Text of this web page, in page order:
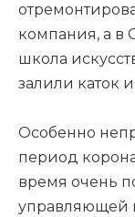
компания, а в
школа
залили каток
Особенно
период
время очень
управляющей